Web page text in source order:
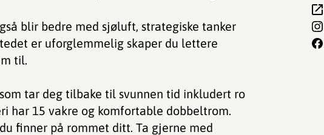
blir bedre med sjøluft, strategiske tanker
er uforglemmelig skaper du lettere
til.
tar deg tilbake til svunnen tid inkludert ro
har 15 vakre og komfortable dobbeltrom.
finner på rommet ditt. Ta gjerne med